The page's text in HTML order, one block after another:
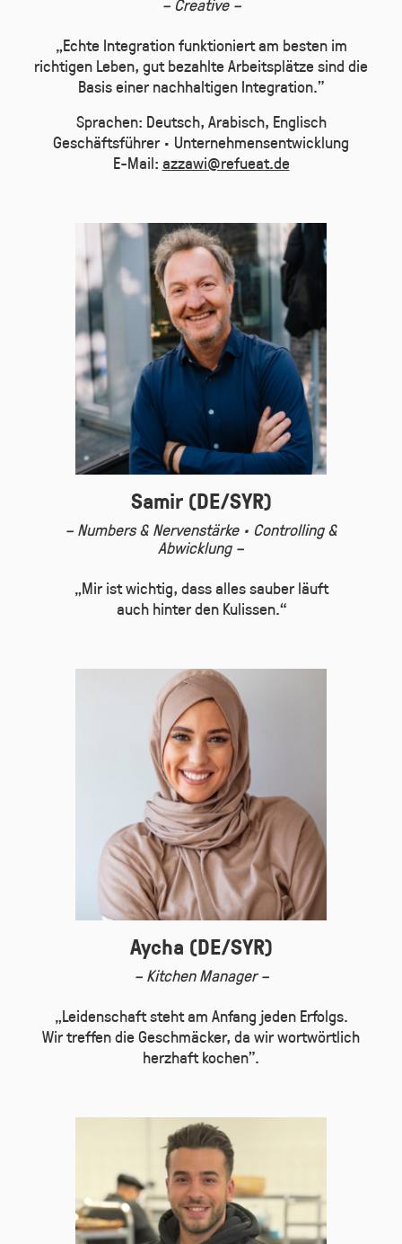
– Creative –
„Echte Integration funktioniert am besten im
richtigen Leben, gut bezahlte Arbeitsplätze sind die
Basis einer nachhaltigen Integration.”
Sprachen: Deutsch, Arabisch, Englisch
Geschäftsführer · Unternehmensentwicklung
E-Mail: azzawi@refueat.de
Samir (DE/SYR)
– Numbers & Nervenstärke · Controlling &
Abwicklung –
„Mir ist wichtig, dass alles sauber läuft
auch hinter den Kulissen.“
Aycha (DE/SYR)
– Kitchen Manager –
„Leidenschaft steht am Anfang jeden Erfolgs.
Wir treffen die Geschmäcker, da wir wortwörtlich
herzhaft kochen”.